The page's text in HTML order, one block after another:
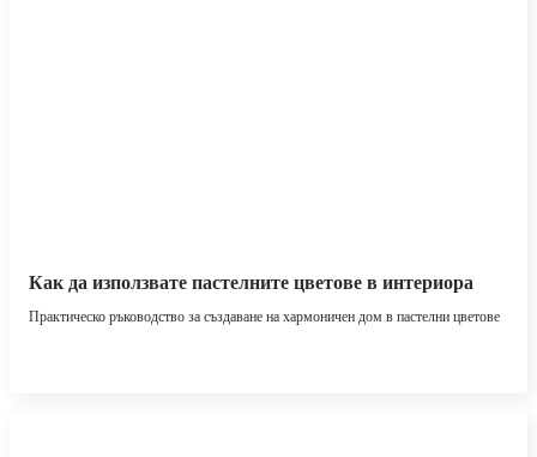
Как да използвате пастелните цветове в интериора
Практическо ръководство за създаване на хармоничен дом в пастелни цветове